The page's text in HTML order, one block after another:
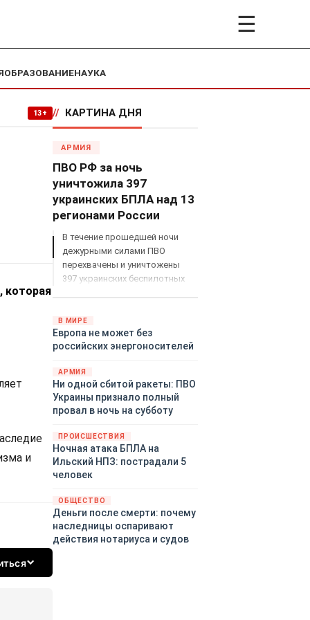
☰
ОБРАЗОВАНИЕНАУКА
13+
которая
и
// КАРТИНА ДНЯ
АРМИЯ
ПВО РФ за ночь
уничтожила 397
украинских БПЛА над 13
регионами России
В течение прошедшей ночи
дежурными силами ПВО
перехвачены и уничтожены
397 украинских беспилотных
территориями Белгородской,
Брянской, Воронежской,
Курской, Липецкой,
Ростовской, Рязанской,
Самарской, Саратовской,
Тамбовской, Тульской
областей, Краснодарского
края, Республики Крым и над
акваторией Азовского моря.
В МИРЕ
Европа не может без
российских энергоносителей
АРМИЯ
Ни одной сбитой ракеты: ПВО
Украины признало полный
провал в ночь на субботу
ПРОИСШЕСТВИЯ
Ночная атака БПЛА на
Ильский НПЗ: пострадали 5
человек
ОБЩЕСТВО
Деньги после смерти: почему
наследницы оспаривают
действия нотариуса и судов